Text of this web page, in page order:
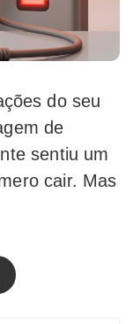
de
sentiu um
cair. Mas